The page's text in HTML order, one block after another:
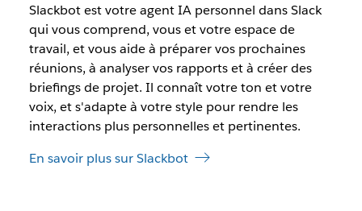
Slackbot est votre agent IA personnel dans Slack
qui vous comprend, vous et votre espace de
travail, et vous aide à préparer vos prochaines
réunions, à analyser vos rapports et à créer des
briefings de projet. Il connaît votre ton et votre
voix, et s'adapte à votre style pour rendre les
interactions plus personnelles et pertinentes.
En savoir plus sur Slackbot